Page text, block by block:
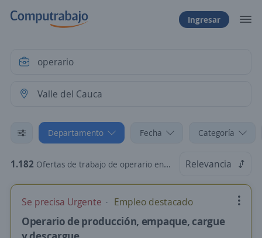
Ingresar
Departamento Fecha Categoría
1.182 Ofertas de trabajo de operario en Valle del Cauca Relevancia
Se precisa Urgente Empleo destacado
Operario de producción, empaque, cargue